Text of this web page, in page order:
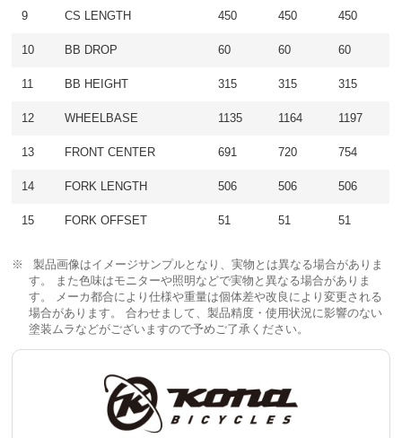
9 CS LENGTH 450 450 450
10 BB DROP 60 60 60
11 BB HEIGHT 315 315 315
12 WHEELBASE 1135 1164 1197
13 FRONT CENTER 691 720 754
14 FORK LENGTH 506 506 506
15 FORK OFFSET 51 51 51
製品画像はイメージサンプルとなり、実物とは異なる場合がありま
す。 また色味はモニターや照明などで実物と異なる場合がありま
す。 メーカ都合により仕様や重量は個体差や改良により変更される
場合があります。 合わせまして、製品精度・使用状況に影響のない
塗装ムラなどがございますので予めご了承ください。